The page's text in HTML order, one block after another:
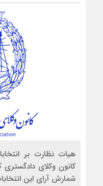
هیات نظارت بر
کانون وکلای دادگستری
شمارش آرای این